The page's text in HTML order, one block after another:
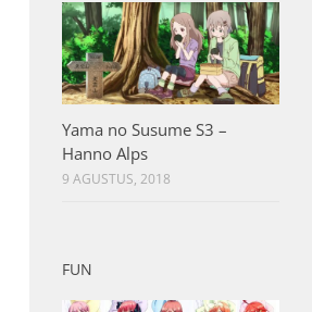
Yama no Susume S3 –
Hanno Alps
9 AGUSTUS, 2018
FUN